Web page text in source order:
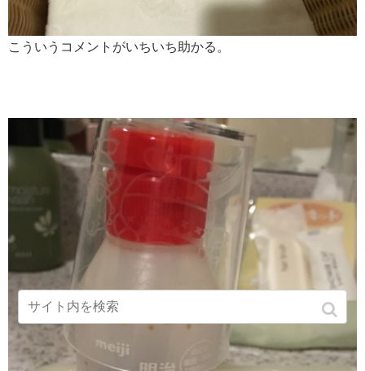
こういうコメントがいちいち助かる。